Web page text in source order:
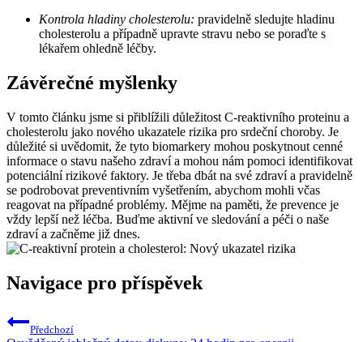
Kontrola hladiny cholesterolu: pravidelně sledujte hladinu
cholesterolu a případně upravte stravu nebo se poraďte s
lékařem ohledně léčby.
Závěrečné myšlenky
V tomto článku jsme si přiblížili důležitost C-reaktivního proteinu a
cholesterolu jako nového ukazatele rizika pro srdeční choroby. Je
důležité si uvědomit, že tyto biomarkery mohou poskytnout cenné
informace o stavu našeho zdraví a mohou nám pomoci identifikovat
potenciální rizikové faktory. Je třeba dbát na své zdraví a pravidelně
se podrobovat preventivním vyšetřením, abychom mohli včas
reagovat na případné problémy. Mějme na paměti, že prevence je
vždy lepší než léčba. Buďme aktivní ve sledování a péči o naše
zdraví a začněme již dnes.
Navigace pro příspěvek
Předchozí